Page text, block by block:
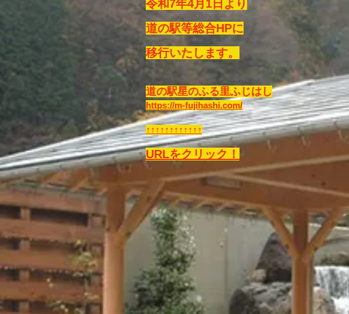
令和7年4月1日より
道の駅等総合HPに
移行いたします。
道の駅星のふる里ふじはし
https://m-fujihashi.com/
​​↑↑↑↑↑↑↑↑↑↑↑↑
URLをクリック！